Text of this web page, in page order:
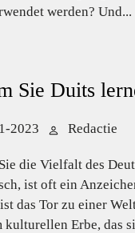
werden? Und...
Sie Duits
2023 Redactie
die Vielfalt des
ist oft ein
das Tor zu einer
kulturellen Erbe, das